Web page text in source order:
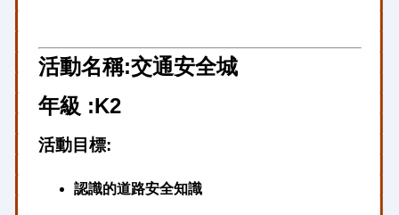
活動名稱:交通安全城
年級 :K2
活動目標:
認識的道路安全知識